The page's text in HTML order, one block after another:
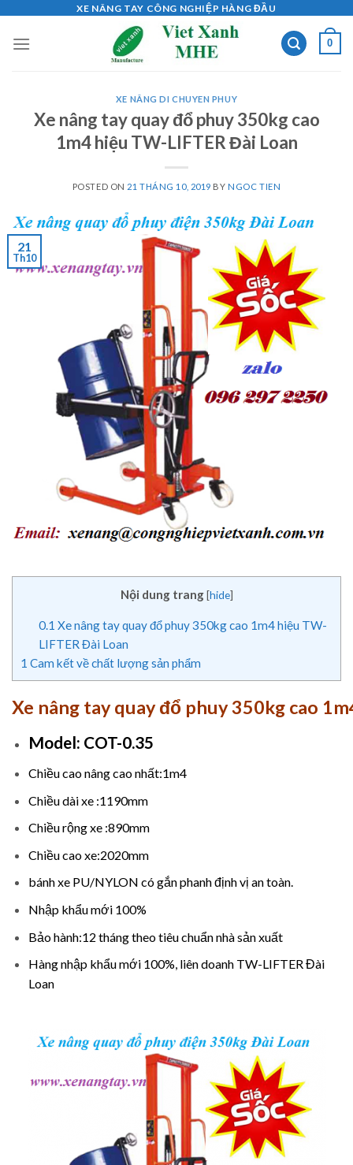
content
XE NÂNG TAY CÔNG NGHIỆP HÀNG ĐẦU
0
XE NÂNG DI CHUYEN PHUY
Xe nâng tay quay đổ phuy 350kg cao
1m4 hiệu TW-LIFTER Đài Loan
POSTED ON 21 THÁNG 10, 2019 BYNGOC TIEN
21
Th10
Nội dung trang [hide]
0.1 Xe nâng tay quay đổ phuy 350kg cao 1m4 hiệu TW-
LIFTER Đài Loan
1 Cam kết về chất lượng sản phẩm
Xe nâng tay quay đổ phuy 350kg cao
Model: COT-0.35
Chiều cao nâng cao nhất:1m4
Chiều dài xe :1190mm
Chiều rộng xe :890mm
Chiều cao xe:2020mm
bánh xe PU/NYLON có gắn phanh định vị an toàn.
Nhập khẩu mới 100%
Bảo hành:12 tháng theo tiêu chuẩn nhà sản xuất
Hàng nhập khẩu mới 100%, liên doanh TW-LIFTER Đài
Loan